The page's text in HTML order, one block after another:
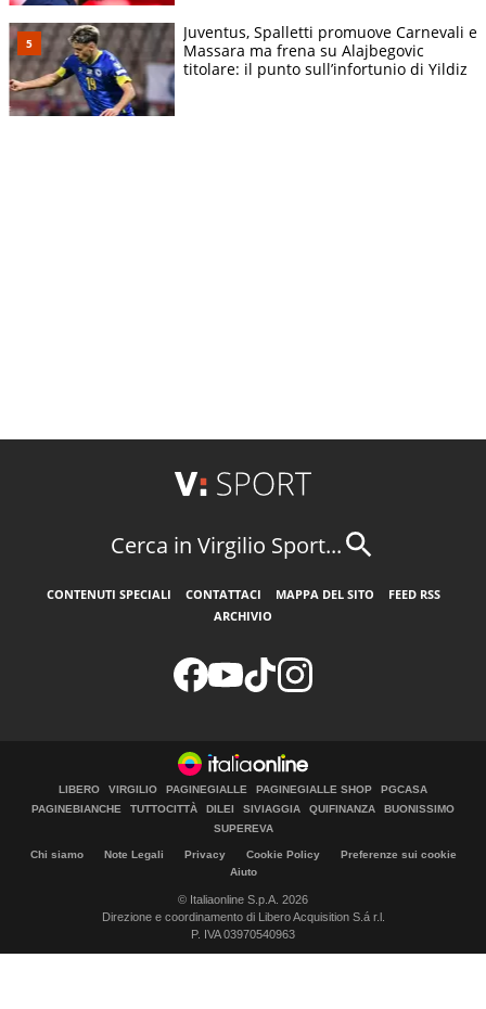
Juventus, Spalletti promuove Carnevali e
Massara ma frena su Alajbegovic
titolare: il punto sull’infortunio di Yildiz
Cerca in Virgilio Sport...
CONTENUTI SPECIALI CONTATTACI MAPPA DEL SITO
FEED RSS
ARCHIVIO
LIBERO VIRGILIO PAGINEGIALLE PAGINEGIALLE SHOP
PGCASA
PAGINEBIANCHE
TUTTOCITTÀ DILEI SIVIAGGIA QUIFINANZA
BUONISSIMO
SUPEREVA
Chi siamo Note Legali Privacy Cookie Policy
Preferenze sui cookie
Aiuto
© Italiaonline S.p.A. 2026
Direzione e coordinamento di Libero Acquisition S.á r.l.
P. IVA 03970540963